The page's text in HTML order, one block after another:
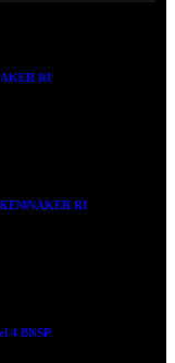
RI
RI
4 BNSP